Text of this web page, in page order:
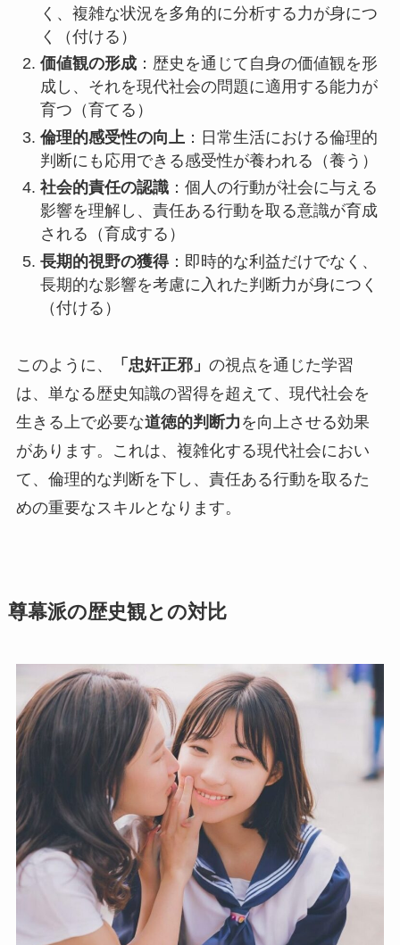
く、複雑な状況を多角的に分析する力が身につ
く（付ける）
価値観の形成：歴史を通じて自身の価値観を形
成し、それを現代社会の問題に適用する能力が
育つ（育てる）
倫理的感受性の向上 ：日常生活における倫理的
判断にも応用できる感受性が養われる（養う）
社会的責任の認識：個人の行動が社会に与える
影響を理解し、責任ある行動を取る意識が育成
される（育成する）
長期的視野の獲得：即時的な利益だけでなく、
長期的な影響を考慮に入れた判断力が身につく
（付ける）
このように、 「忠奸正邪」 の視点を通じた学習
は、単なる歴史知識の習得を超えて、現代社会を
生きる上で必要な道徳的判断力 を向上させる効果
があります。これは、複雑化する現代社会におい
て、倫理的な判断を下し、責任ある行動を取るた
めの重要なスキルとなります。
尊幕派の歴史観との対比